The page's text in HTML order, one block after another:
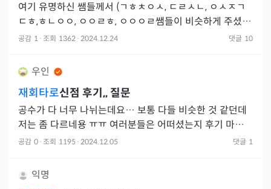
여기 유명하신 쌤들께서 (ㄱㅎㅊㅇㅅ, ㄷㄹㅅㄴ, ㅇㅅㅈㄱ
ㄷㅎ,ㅎㄴㅇㅇ, ㅇㅇㄹㅎ, ㅇㅇㅇㄹ쌤들이 비슷하게 주셨어
요) 연락운 시기랑 재회 가능 시기에 대해 비슷하게 말씀 해
공감 1 · 조회 1362 · 2024.12.24 댓글 10
우인
재회타로신점 후기,, 질문
공수가 다 너무 나뉘는데요… 보통 다들 비슷한 것 같던데
저는 좀 다르네용 ㅠㅠ 여러분들은 어떠셨는지 후기 마구마
구 댓글 달아주세여… 우선 저는 10월 중순 헤어졌고 일주
공감 0 · 조회 1195 · 2024.12.05 댓글 1
익명